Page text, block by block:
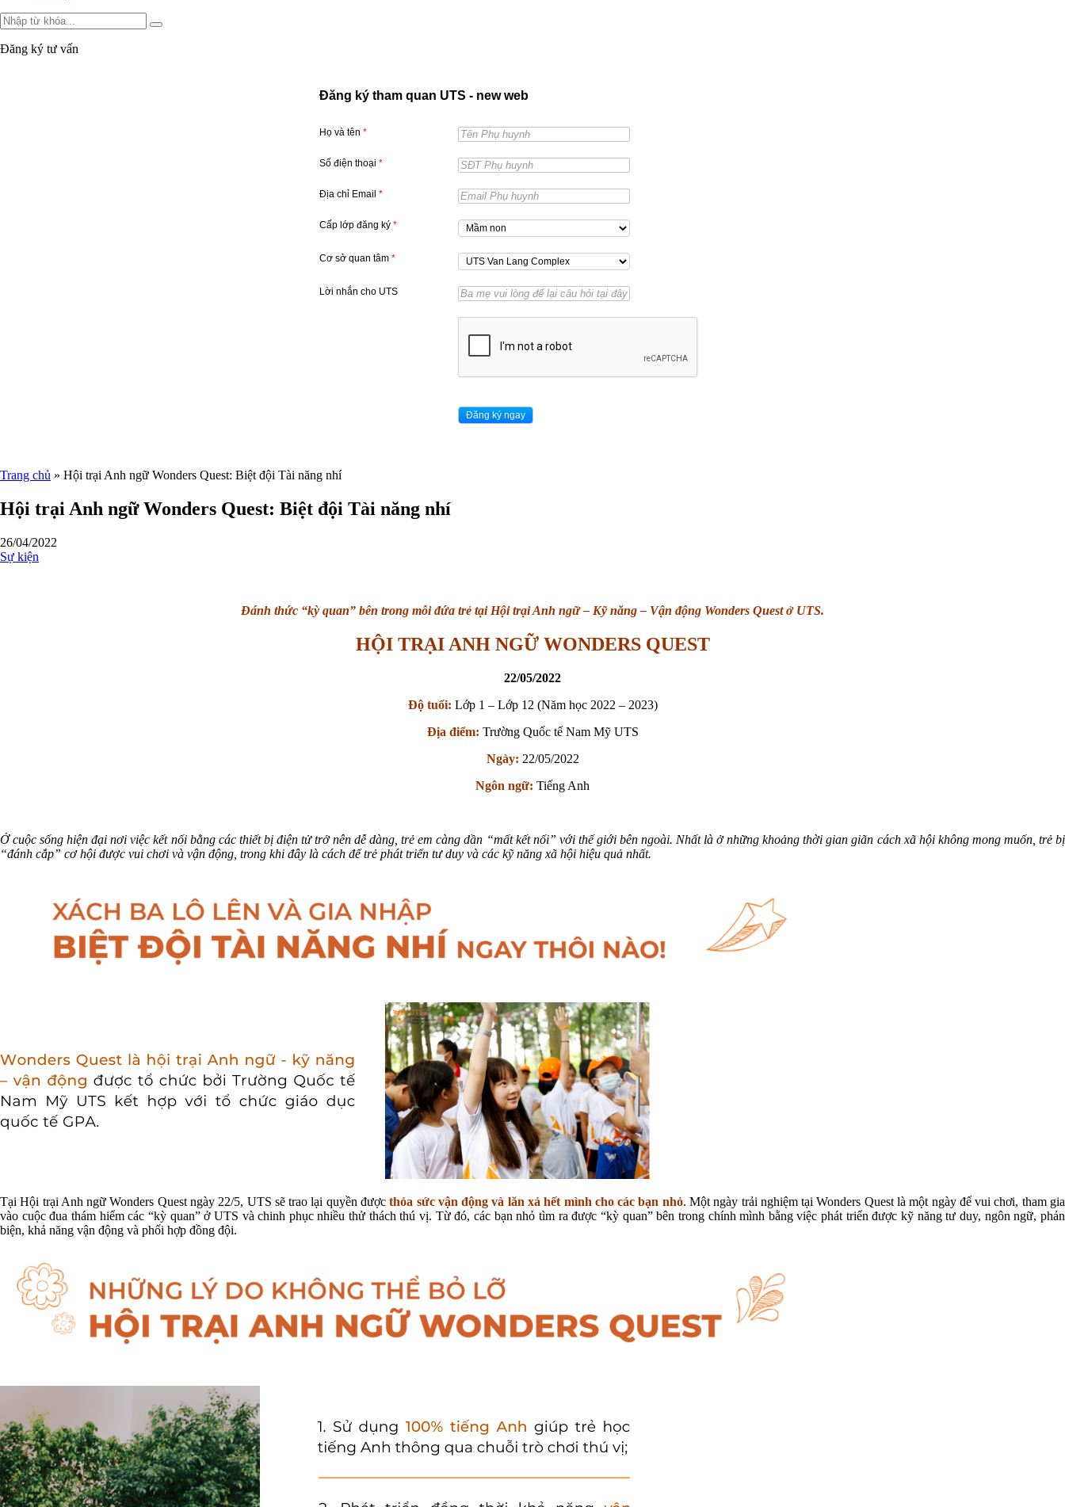
Đăng ký tư vấn
Đăng ký tham quan UTS - new web
Họ và tên *
Số điện thoại *
Địa chỉ Email *
Cấp lớp đăng ký *
Cơ sở quan tâm *
Lời nhắn cho UTS
Trang chủ » Hội trại Anh ngữ Wonders Quest: Biệt đội Tài năng nhí
Hội trại Anh ngữ Wonders Quest: Biệt đội Tài năng nhí
26/04/2022
Sự kiện
Đánh thức “kỳ quan” bên trong mỗi đứa trẻ tại Hội trại Anh ngữ – Kỹ năng – Vận động Wonders Quest ở UTS.
HỘI TRẠI ANH NGỮ WONDERS QUEST
22/05/2022
Độ tuổi: Lớp 1 – Lớp 12 (Năm học 2022 – 2023)
Địa điểm: Trường Quốc tế Nam Mỹ UTS
Ngày: 22/05/2022
Ngôn ngữ: Tiếng Anh
Ở cuộc sống hiện đại nơi việc kết nối bằng các thiết bị điện tử trở nên dễ dàng, trẻ em càng dần “mất kết nối” với thế giới bên ngoài. Nhất là ở những khoảng thời gian giãn cách xã hội không mong muốn, trẻ bị
“đánh cắp” cơ hội được vui chơi và vận động, trong khi đây là cách để trẻ phát triển tư duy và các kỹ năng xã hội hiệu quả nhất.
Tại Hội trại Anh ngữ Wonders Quest ngày 22/5, UTS sẽ trao lại quyền đượcthỏa sức vận động và lăn xả hết mình cho các bạn nhỏ. Một ngày trải nghiệm tại Wonders Quest là một ngày để vui chơi, tham gia
vào cuộc đua thám hiểm các “kỳ quan” ở UTS và chinh phục nhiều thử thách thú vị. Từ đó, các bạn nhỏ tìm ra được “kỳ quan” bên trong chính mình bằng việc phát triển được kỹ năng tư duy, ngôn ngữ, phản
biện, khả năng vận động và phối hợp đồng đội.